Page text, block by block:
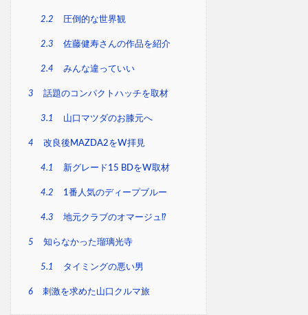
2.2 圧倒的な世界観
2.3 佐藤健寿さんの作品を紹介
2.4 みんな違っていい
3 話題のコンパクトハッチを取材
3.1 山口マツダのお膝元へ
4 改良後MAZDA2をW拝見
4.1 新グレード15 BDをW取材
4.2 1番人気のディープブルー
4.3 地元クラブのオマージュ⁉
5 知らなかった瑠璃光寺
5.1 タイミングの悪い男
6 刺激を求めた山口クルマ旅